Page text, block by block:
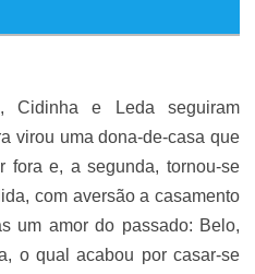
Cidinha e Leda seguiram
virou uma dona-de-casa que
fora e, a segunda, tornou-se
com aversão a casamento
um amor do passado: Belo,
o qual acabou por casar-se